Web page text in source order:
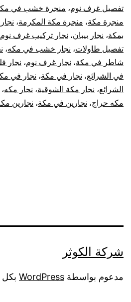
تفصيل غرف نوم، منجرة خشب في
منجرة مكة، منجرة مكة المكرمة، نجار
بمكة، نجار بيبان، نجار تركيب غرف نوم
تفصيل طاولات، نجار خشب في مكه،
شاطر في مكة، نجار غرف نوم، نجار
في الشرائع، نجار في مكة، نجار في
الشرائع، نجار مكة الشوقية، نجار مكه،
مكه حراج، نجارين في مكة، نجارين
شركة الكوثر
مدعوم بواسطة WordPress